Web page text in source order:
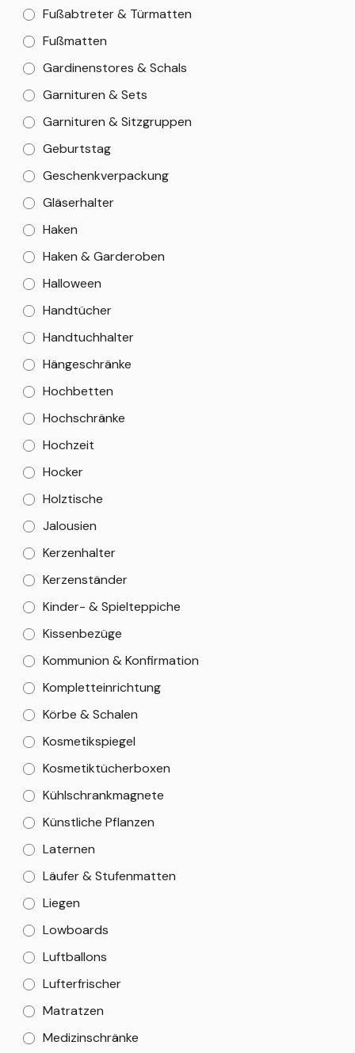
Fußabtreter & Türmatten
Fußmatten
Gardinenstores & Schals
Garnituren & Sets
Garnituren & Sitzgruppen
Geburtstag
Geschenkverpackung
Gläserhalter
Haken
Haken & Garderoben
Halloween
Handtücher
Handtuchhalter
Hängeschränke
Hochbetten
Hochschränke
Hochzeit
Hocker
Holztische
Jalousien
Kerzenhalter
Kerzenständer
Kinder- & Spielteppiche
Kissenbezüge
Kommunion & Konfirmation
Kompletteinrichtung
Körbe & Schalen
Kosmetikspiegel
Kosmetiktücherboxen
Kühlschrankmagnete
Künstliche Pflanzen
Laternen
Läufer & Stufenmatten
Liegen
Lowboards
Luftballons
Lufterfrischer
Matratzen
Medizinschränke